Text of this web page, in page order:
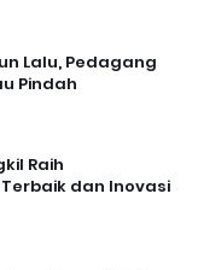
Lalu, Pedagang
Pindah
Raih
dan Inovasi